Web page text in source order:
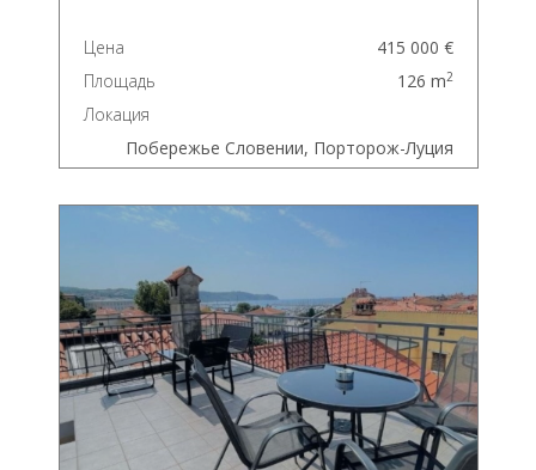
Цена
415 000 €
Площадь
126 m2
Локация
Побережье Словении, Порторож-Луция